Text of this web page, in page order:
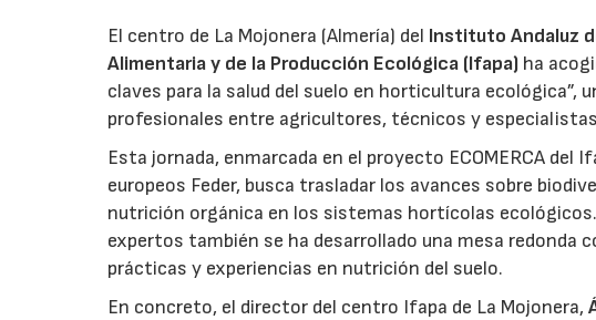
El centro de La Mojonera (Almería) del Instituto Andaluz
Alimentaria y de la Producción Ecológica (Ifapa) ha
claves para la salud del suelo en horticultura ecológica”,
profesionales entre agricultores, técnicos y
Esta jornada, enmarcada en el proyecto ECOMERCA
europeos Feder, busca trasladar los avances sobre
nutrición orgánica en los sistemas hortícolas
expertos también se ha desarrollado una mesa
prácticas y experiencias en nutrición del suelo.
En concreto, el director del centro Ifapa de La Mojonera,